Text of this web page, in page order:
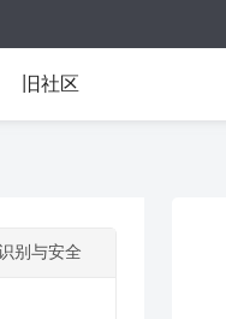
旧社区
别与安全